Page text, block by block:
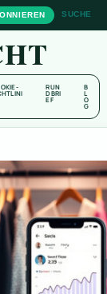
SUCHE
RUN
DBRI
EF
B
L
O
G